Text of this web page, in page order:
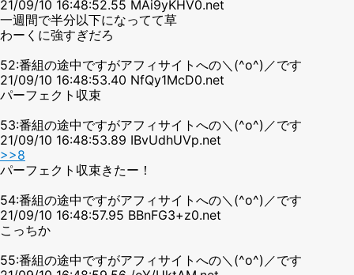
21/09/10 16:48:52.55 MAi9yKHV0.net
一週間で半分以下になってて草
わーくに強すぎだろ
52:番組の途中ですがアフィサイトへの＼(^o^)／です
21/09/10 16:48:53.40 NfQy1McD0.net
パーフェクト収束
53:番組の途中ですがアフィサイトへの＼(^o^)／です
21/09/10 16:48:53.89 IBvUdhUVp.net
>>8
パーフェクト収束きたー！
54:番組の途中ですがアフィサイトへの＼(^o^)／です
21/09/10 16:48:57.95 BBnFG3+z0.net
こっちか
55:番組の途中ですがアフィサイトへの＼(^o^)／です